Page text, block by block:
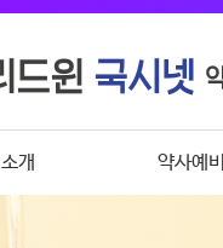
소개 약사예